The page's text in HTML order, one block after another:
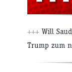
+++ Will
Trump zum